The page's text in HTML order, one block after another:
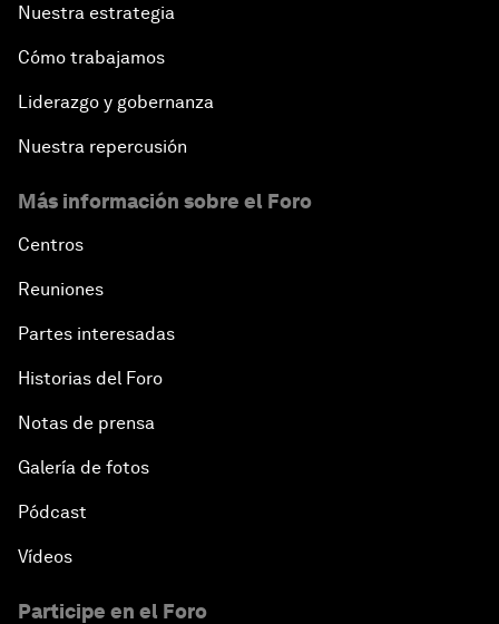
Nuestra estrategia
Cómo trabajamos
Liderazgo y gobernanza
Nuestra repercusión
Más información sobre el Foro
Centros
Reuniones
Partes interesadas
Historias del Foro
Notas de prensa
Galería de fotos
Pódcast
Vídeos
Participe en el Foro